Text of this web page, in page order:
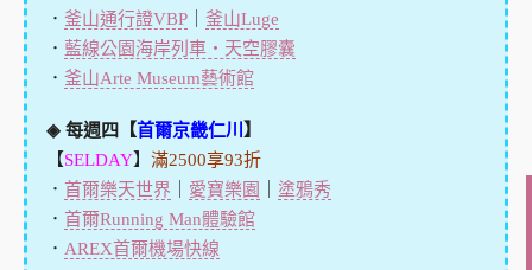
． 釜山通行證VBP｜ 釜山Luge
． 藍線公園海岸列車・天空膠囊
． 釜山Arte Museum藝術館
◈ 每週四【首爾京畿仁川
】
【SELDAY】 滿2500享93折
． 首爾樂天世界 愛寶樂園
塗鴉秀
． 首爾Running Man體驗館
． AREX首爾機場快線